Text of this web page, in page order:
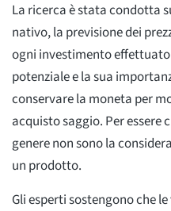
La ricerca è stata condotta
nativo, la previsione dei
ogni investimento
potenziale e la sua
conservare la moneta per
acquisto saggio. Per essere
genere non sono la
un prodotto.
Gli esperti sostengono che